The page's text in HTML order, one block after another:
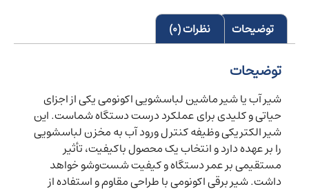
توضیحات نظرات (0)
توضیحات
شیر آب یا شیر ماشین لباسشویی اکونومی یکی از اجزای
حیاتی و کلیدی برای عملکرد درست دستگاه شماست. این
شیر الکتریکی وظیفه کنترل ورود آب به مخزن لباسشویی
را بر عهده دارد و انتخاب یک محصول باکیفیت، تأثیر
مستقیمی بر عمر دستگاه و کیفیت شست‌وشو خواهد
داشت. شیر برقی اکونومی با طراحی مقاوم و استفاده از